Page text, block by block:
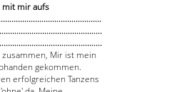
mit mir aufs
zusammen, Mir ist mein
gekommen.
erfolgreichen Tanzens